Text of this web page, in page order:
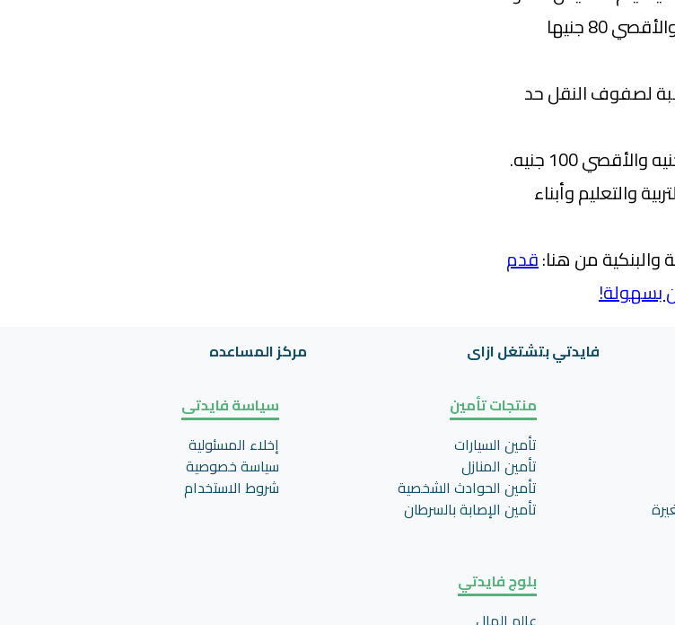
الشهادة الإعدادية والثانوية بحد أدنى 20 جنيه والأقصي 80 جنيها
لصفوف النقل حد
بالتربية والتعليم وأبناء
والبنكية من هنا:قدم
بسهولة!
فايدتي بتشتغل ازاى
مركز المساعده
منتجات تأمين
تأمين السيارات
تأمين المنازل
تأمين الحوادث الشخصية
تأمين اﻹصابة بالسرطان
سياسة فايدتى
إخلاء المسئولية
سياسة خصوصية
شروط الاستخدام
بلوج فايدتي